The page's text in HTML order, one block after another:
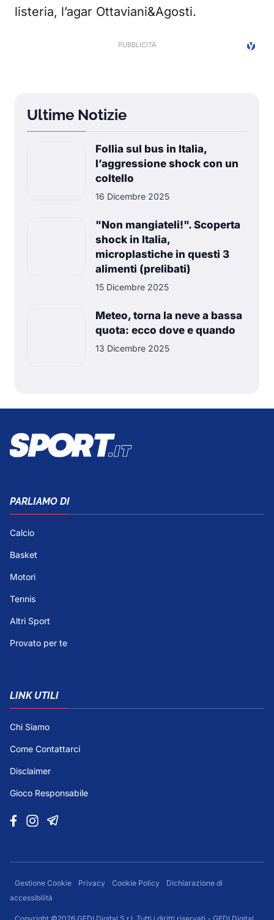
listeria, l’agar Ottaviani&Agosti.
Ultime Notizie
Follia sul bus in Italia,
l’aggressione shock con un
coltello
16 Dicembre 2025
"Non mangiateli!". Scoperta
shock in Italia,
microplastiche in questi 3
alimenti (prelibati)
15 Dicembre 2025
Meteo, torna la neve a bassa
quota: ecco dove e quando
13 Dicembre 2025
PARLIAMO DI
Calcio
Basket
Motori
Tennis
Altri Sport
Provato per te
LINK UTILI
Chi Siamo
Come Contattarci
Disclaimer
Gioco Responsabile
Gestione Cookie Privacy Cookie Policy
Dichiarazione di
accessibilità